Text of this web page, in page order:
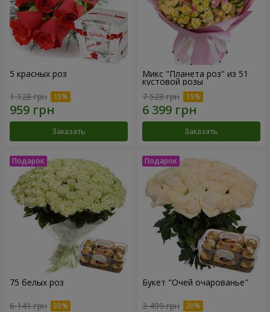
5 красных роз
1 128 грн
Заказать
Микс "Планета роз" из 51
кустовой розы
7 528 грн
Заказать
75 белых роз
6 141 грн
Букет "Очей очарованье"
3 499 грн